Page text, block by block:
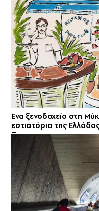
Ενα ξενοδοχείο στη
εστιατόρια της